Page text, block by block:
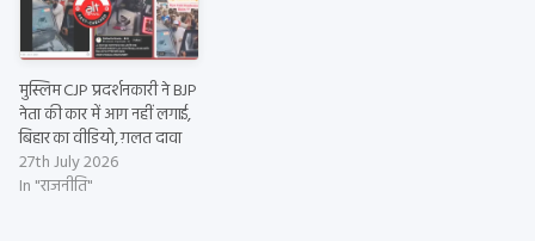
मुस्लिम CJP प्रदर्शनकारी ने BJP
नेता की कार में आग नहीं लगाई,
बिहार का वीडियो, ग़लत दावा
27th July 2026
In "राजनीति"